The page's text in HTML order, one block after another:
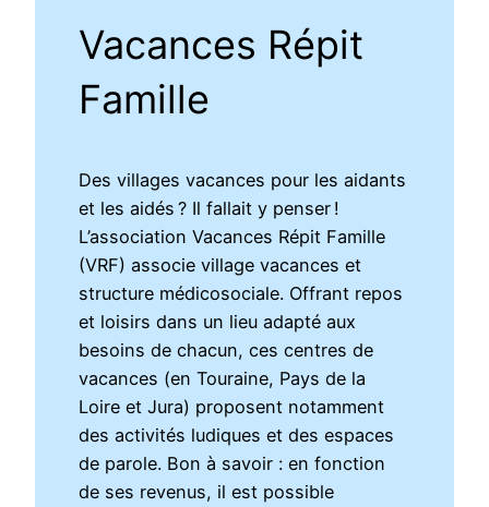
Vacances Répit
Famille
Des villages vacances pour les aidants
et les aidés ? Il fallait y penser !
L’association Vacances Répit Famille
(VRF) associe village vacances et
structure médicosociale. Offrant repos
et loisirs dans un lieu adapté aux
besoins de chacun, ces centres de
vacances (en Touraine, Pays de la
Loire et Jura) proposent notamment
des activités ludiques et des espaces
de parole. Bon à savoir : en fonction
de ses revenus, il est possible